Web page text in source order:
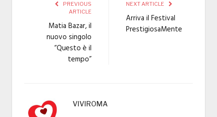
PREVIOUS
ARTICLE
Matia Bazar, il
nuovo singolo
“Questo è il
tempo”
NEXT ARTICLE
Arriva il Festival
PrestigiosaMente
VIVIROMA